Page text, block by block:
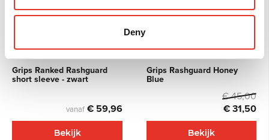
Deny
Grips Ranked Rashguard
short sleeve - zwart
vanaf € 59,96
Bekijk
Grips Rashguard Honey
Blue
€ 45,00
€ 31,50
Bekijk